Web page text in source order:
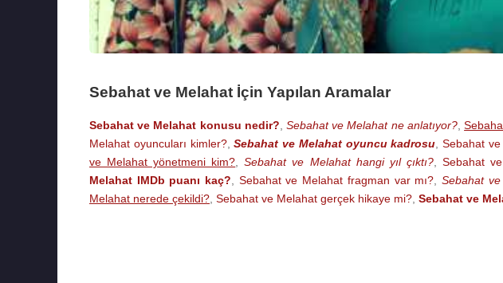
Sebahat ve Melahat İçin Yapılan Aramalar
Sebahat ve Melahat konusu nedir? ,Sebahat ve Melahat ne anlatıyor?,
Melahat oyuncuları kimler?,Sebahat ve Melahat oyuncu kadrosu Sebahat
ve Melahat yönetmeni kim? ,Sebahat ve Melahat hangi yıl çıktı?, Sebahat
Melahat IMDb puanı kaç?
Sebahat ve Melahat fragman var mı? Sebahat
Melahat nerede çekildi? Sebahat ve Melahat gerçek hikaye mi? Sebahat ve